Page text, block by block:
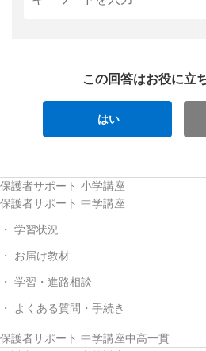
この回答はお役に立
はい
保護者サポート 小学講座
保護者サポート 中学講座
学習状況
お届け教材
学習・進路相談
よくある質問・手続き
保護者サポート 中学講座中高一貫